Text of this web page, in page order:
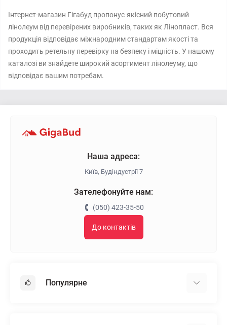
Інтернет-магазин Гігабуд пропонує якісний побутовий
лінолеум від перевірених виробників, таких як Лінопласт. Вся
продукція відповідає міжнародним стандартам якості та
проходить ретельну перевірку на безпеку і міцність. У нашому
каталозі ви знайдете широкий асортимент лінолеуму, що
відповідає вашим потребам.
Наша адреса:
Київ, Будіндустрії 7
Зателефонуйте нам:
(050) 423-35-50
До контактів
Популярне